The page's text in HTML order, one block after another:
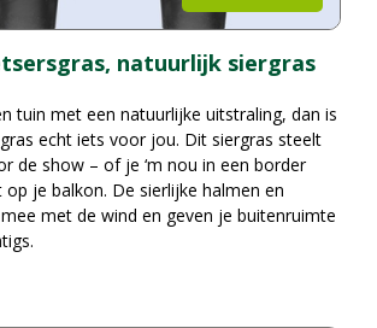
natuurlijk siergras
tuin met een natuurlijke uitstraling, dan is
echt iets voor jou. Dit siergras steelt
de show – of je ‘m nou in een border
je balkon. De sierlijke halmen en
met de wind en geven je buitenruimte